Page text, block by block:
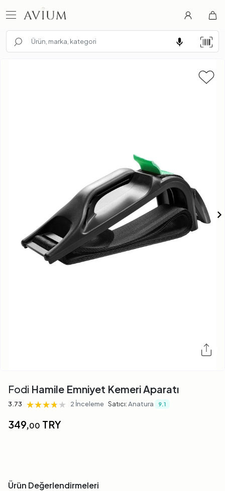
Fodi Hamile Emniyet Kemeri Aparatı
3.73 ★★★★★
★★★★★
★★★★★ 2 İnceleme Satıcı:Anatura 9.1
349,00 TRY
Ürün Değerlendirmeleri